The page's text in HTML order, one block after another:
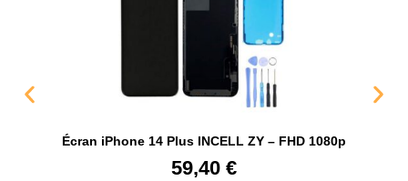
Écran iPhone 14 Plus INCELL ZY – FHD 1080p
59,40 €